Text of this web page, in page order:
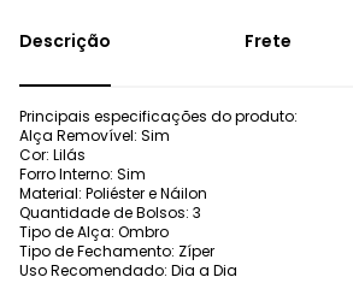
Frete
Principais especificações do produto:
Alça Removível: Sim
Cor: Lilás
Forro Interno: Sim
Material: Poliéster e Náilon
Quantidade de Bolsos: 3
Tipo de Alça: Ombro
Tipo de Fechamento: Zíper
Uso Recomendado: Dia a Dia